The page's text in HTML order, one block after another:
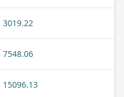
3019.22
7548.06
15096.13